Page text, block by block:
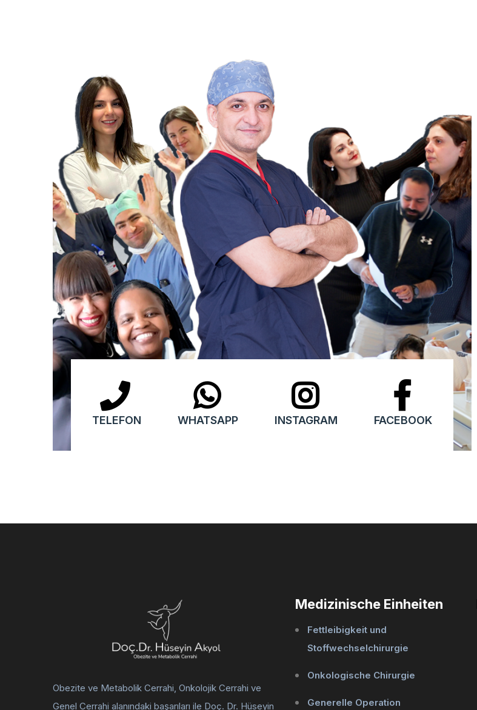
TELEFON WHATSAPP INSTAGRAM FACEBOOK
Obezite ve Metabolik Cerrahi, Onkolojik Cerrahi ve
Genel Cerrahi alanındaki başarıları ile Doç. Dr. Hüseyin
Medizinische Einheiten
Fettleibigkeit und
Stoffwechselchirurgie
Onkologische Chirurgie
Generelle Operation